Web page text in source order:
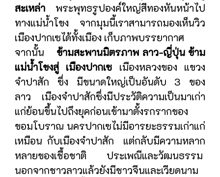
สะเหล่า พระพุทธรูปองค์ใหญ่สีทองหันหน้าไป
ทางแม่น้ำโขง จากมุมนี้เราสามารถมองเห็นวิว
เมืองปากเซได้ทั้งเมือง เก็บภาพบรรยากาศ
จากนั้น ข้ามสะพานมิตรภาพ ลาว-ญี่ปุ่น ข้าม
แม่น้ำโขงสู่ เมืองปากเซ เมืองหลวงของ แขวง
จำปาสัก ซึ่ง มีขนาดใหญ่เป็นอันดับ 3 ของ
ลาว เมืองจำปาสักซึ่งมีประวัติความเป็นมาเก่า
แก่ย้อนขึ้นไปถึงยุคก่อนเข้ามาตั้งรกรากของ
ขอมโบราณ นครปากเซไม่มีอารยะธรรมเก่าแก่
เหมือน กับเมืองจำปาสัก แต่กลับมีความหลาก
หลายของเชื้อชาติ ประเพณีและวัฒนธรรม
นอกจากชาวลาวแล้วยังมีชาวจีนและเวียดนาม